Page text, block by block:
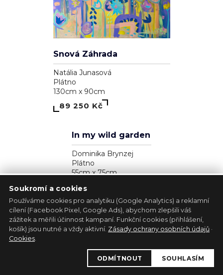
Pavol Tarasovič
Dřevo
17cm x 35cm
39 300 Kč
1
Soukromí a cookies
Používáme cookies pro analytiku (Google Analytics) a reklamní
cílení (Facebook Pixel, Google Ads), abychom zlepšili váš
zážitek a měřili účinnost kampaní. Funkční cookies (přihlášení,
košík) jsou nutné a vždy aktivní. Zásady ochrany osobních údajů ·
Cookies.
ODMÍTNOUT SOUHLASÍM